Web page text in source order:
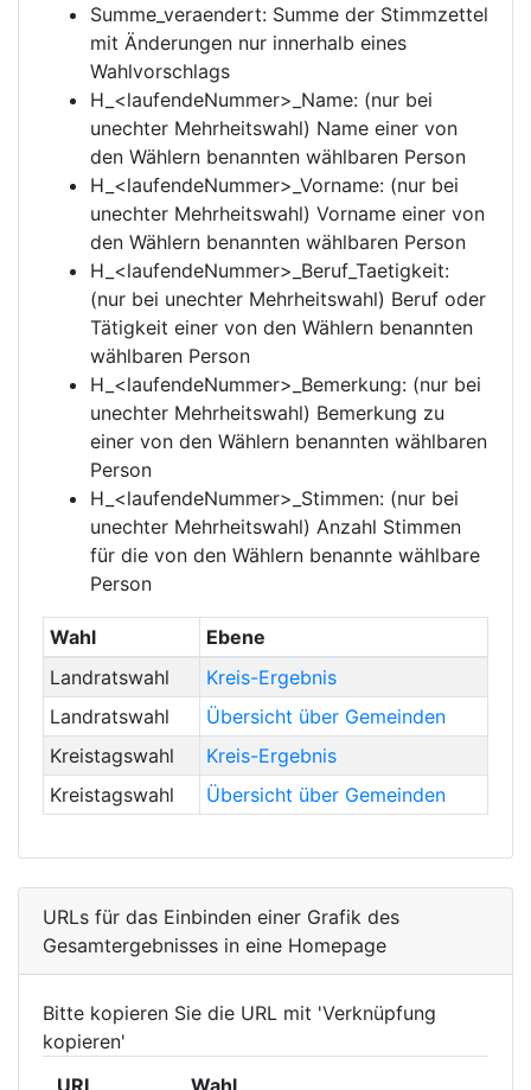
Summe_veraendert: Summe der Stimmzettel
mit Änderungen nur innerhalb eines
Wahlvorschlags
H_<laufendeNummer>_Name: (nur bei
unechter Mehrheitswahl) Name einer von
den Wählern benannten wählbaren Person
H_<laufendeNummer>_Vorname: (nur bei
unechter Mehrheitswahl) Vorname einer von
den Wählern benannten wählbaren Person
H_<laufendeNummer>_Beruf_Taetigkeit:
(nur bei unechter Mehrheitswahl) Beruf oder
Tätigkeit einer von den Wählern benannten
wählbaren Person
H_<laufendeNummer>_Bemerkung: (nur bei
unechter Mehrheitswahl) Bemerkung zu
einer von den Wählern benannten wählbaren
Person
H_<laufendeNummer>_Stimmen: (nur bei
unechter Mehrheitswahl) Anzahl Stimmen
für die von den Wählern benannte wählbare
Person
Wahl
Ebene
Landratswahl
Kreis-Ergebnis
Landratswahl
Übersicht über Gemeinden
Kreistagswahl
Kreis-Ergebnis
Kreistagswahl
Übersicht über Gemeinden
URLs für das Einbinden einer Grafik des
Gesamtergebnisses in eine Homepage
Bitte kopieren Sie die URL mit 'Verknüpfung
kopieren'
URL
Wahl